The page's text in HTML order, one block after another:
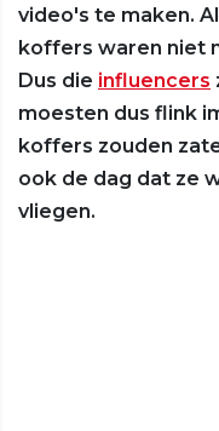
video's te maken.
koffers waren niet
Dus die influencers
moesten dus flink
koffers zouden
ook de dag dat ze
vliegen.